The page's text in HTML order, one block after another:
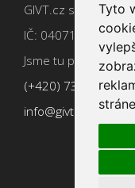
Tyto
GIVT.cz s. r. o.,
IČ: 04071433
Jsme tu pro Vás od
(+420) 737 266 402
info@givt.cz